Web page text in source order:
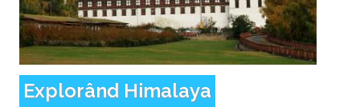
Explorând Himalaya